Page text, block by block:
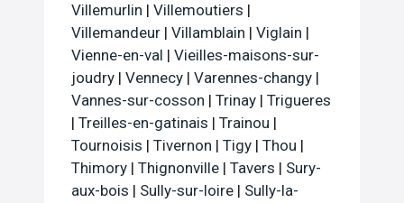
Villemurlin | Villemoutiers |
Villemandeur | Villamblain | Viglain |
Vienne-en-val | Vieilles-maisons-sur-
joudry | Vennecy | Varennes-changy |
Vannes-sur-cosson | Trinay | Trigueres
| Treilles-en-gatinais | Trainou |
Tournoisis | Tivernon | Tigy | Thou |
Thimory | Thignonville | Tavers | Sury-
aux-bois | Sully-sur-loire | Sully-la-